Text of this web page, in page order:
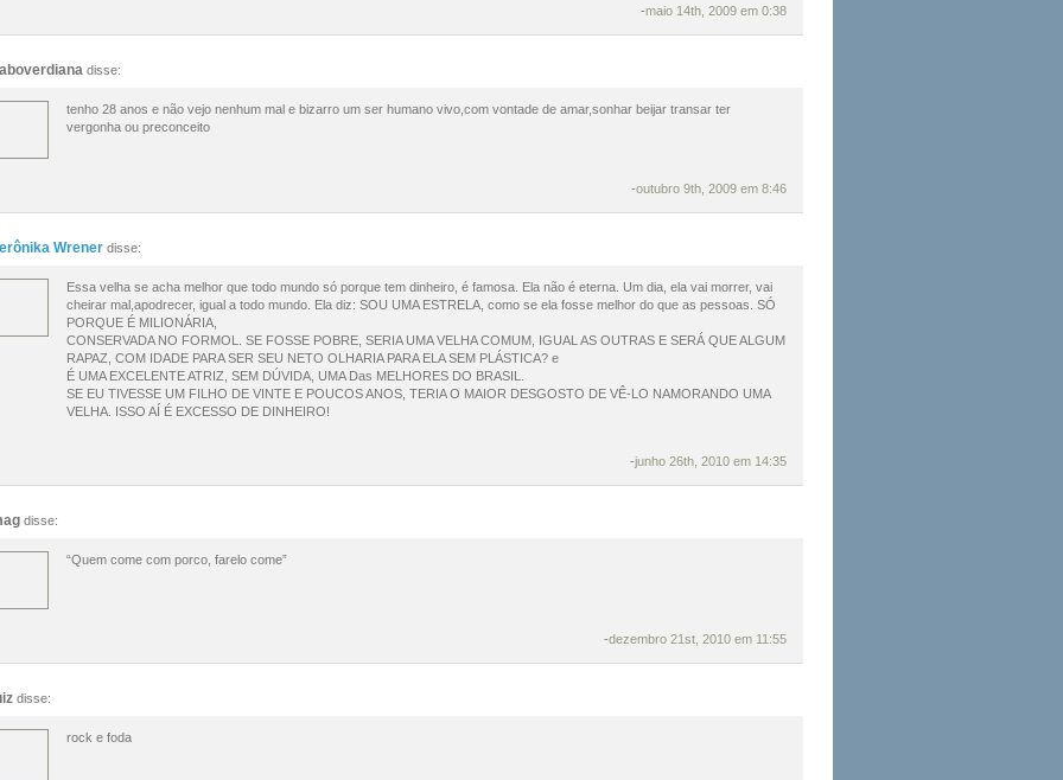
-maio 14th, 2009 em 0:38
disse:
tenho 28 anos e não vejo nenhum mal e bizarro um ser humano vivo,com vontade de amar,sonhar beijar transar ter
vergonha ou preconceito
-outubro 9th, 2009 em 8:46
Wrener disse:
Essa velha se acha melhor que todo mundo só porque tem dinheiro, é famosa. Ela não é eterna. Um dia, ela vai morrer, vai
cheirar mal,apodrecer, igual a todo mundo. Ela diz: SOU UMA ESTRELA, como se ela fosse melhor do que as pessoas. SÓ
PORQUE É MILIONÁRIA,
CONSERVADA NO FORMOL. SE FOSSE POBRE, SERIA UMA VELHA COMUM, IGUAL AS OUTRAS E SERÁ QUE ALGUM
RAPAZ, COM IDADE PARA SER SEU NETO OLHARIA PARA ELA SEM PLÁSTICA? e
É UMA EXCELENTE ATRIZ, SEM DÚVIDA, UMA Das MELHORES DO BRASIL.
SE EU TIVESSE UM FILHO DE VINTE E POUCOS ANOS, TERIA O MAIOR DESGOSTO DE VÊ-LO NAMORANDO UMA
VELHA. ISSO AÍ É EXCESSO DE DINHEIRO!
-junho 26th, 2010 em 14:35
disse:
“Quem come com porco, farelo come”
-dezembro 21st, 2010 em 11:55
disse:
rock e foda